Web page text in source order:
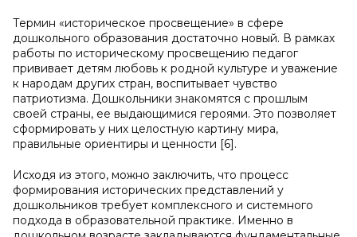
Термин «историческое просвещение» в сфере
дошкольного образования достаточно новый. В рамках
работы по историческому просвещению педагог
прививает детям любовь к родной культуре и уважение
к народам других стран, воспитывает чувство
патриотизма. Дошкольники знакомятся с прошлым
своей страны, ее выдающимися героями. Это позволяет
сформировать у них целостную картину мира,
правильные ориентиры и ценности [6].
Исходя из этого, можно заключить, что процесс
формирования исторических представлений у
дошкольников требует комплексного и системного
подхода в образовательной практике. Именно в